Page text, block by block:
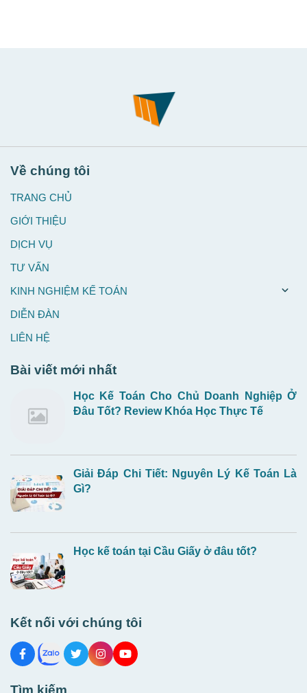
Về chúng tôi
TRANG CHỦ
GIỚI THIỆU
DỊCH VỤ
TƯ VẤN
KINH NGHIỆM KẾ TOÁN
DIỄN ĐÀN
LIÊN HỆ
Bài viết mới nhất
Học Kế Toán Cho Chủ Doanh Nghiệp Ở
Đâu Tốt? Review Khóa Học Thực Tế
Giải Đáp Chi Tiết: Nguyên Lý Kế Toán Là
Gì?
Học kế toán tại Cầu Giấy ở đâu tốt?
Kết nối với chúng tôi
Tìm kiếm